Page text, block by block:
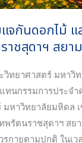
จกันดอกไม้ แ
าชสุดาฯ สย
ทยาศาสตร์ มหาวิ
ทนกรรมการประจ
าวิทยาลัยมหิดล
พรัตนราชสุดาฯ ส
กายตามปกติ ในเ